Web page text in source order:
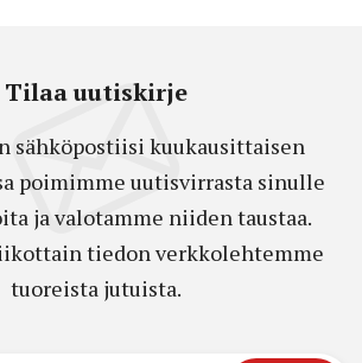
Tilaa uutiskirje
sähköpostiisi kuukausittaisen
poimimme uutisvirrasta sinulle
ja valotamme niiden taustaa.
tiedon verkkolehtemme
tuoreista jutuista.